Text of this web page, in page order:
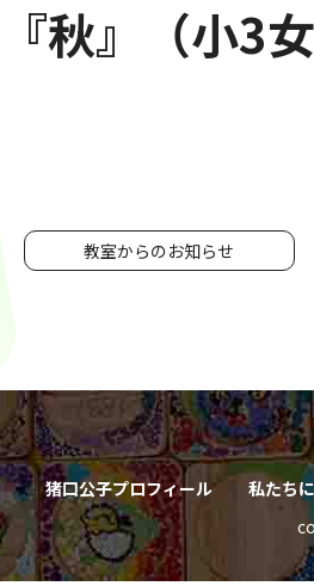
『秋』（小3
教室からのお知らせ
猪口公子プロフィール 私たち